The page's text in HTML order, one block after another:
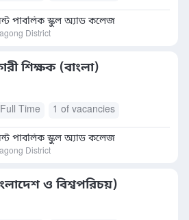
পাবলিক স্কুল অ্যাড কলেজ
District
শিক্ষক (বাংলা)
Full Time 1 of vacancies
পাবলিক স্কুল অ্যাড কলেজ
District
ও বিশ্বপরিচয়)